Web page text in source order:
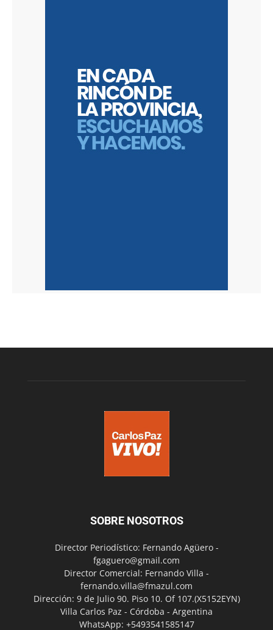
SOBRE NOSOTROS
Director Periodístico: Fernando Agüero -
fgaguero@gmail.com
Director Comercial: Fernando Villa -
fernando.villa@fmazul.com
Dirección: 9 de Julio 90. Piso 10. Of 107.(X5152EYN)
Villa Carlos Paz - Córdoba - Argentina
WhatsApp: +5493541585147